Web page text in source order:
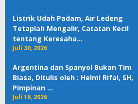
Listrik Udah Padam, Air Ledeng
Tetaplah Mengalir, Catatan Kecil
tentang Keresaha…
Juli 30, 2026
Argentina dan Spanyol Bukan Tim
Biasa, Ditulis oleh : Helmi Rifai, SH,
Pimpinan …
Juli 16, 2026